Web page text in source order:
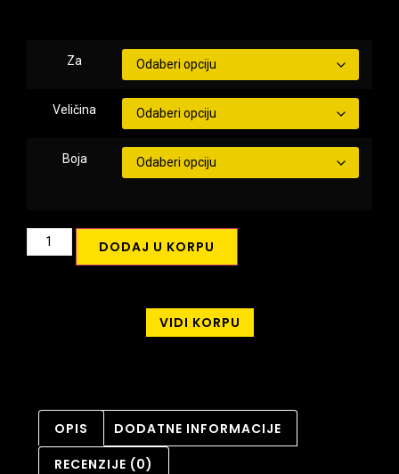
Za
Veličina
Boja
DODAJ U KORPU
VIDI KORPU
OPIS DODATNE INFORMACIJE
RECENZIJE (0)